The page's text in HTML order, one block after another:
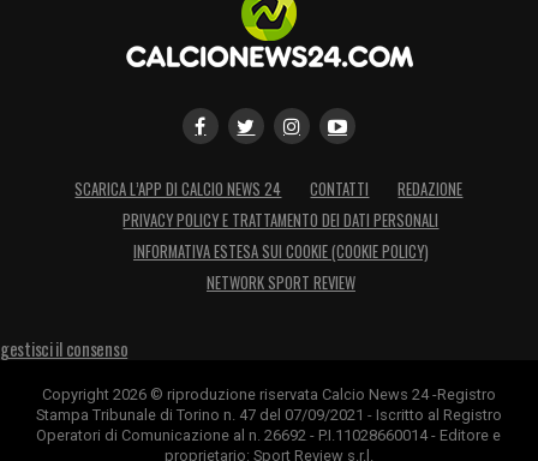
SCARICA L’APP DI CALCIO NEWS 24 CONTATTI
REDAZIONE
PRIVACY POLICY E TRATTAMENTO DEI DATI PERSONALI
INFORMATIVA ESTESA SUI COOKIE (COOKIE POLICY)
NETWORK SPORT REVIEW
gestisci il consenso
Copyright 2026 © riproduzione riservata Calcio News 24 -Registro
Stampa Tribunale di Torino n. 47 del 07/09/2021 - Iscritto al Registro
Operatori di Comunicazione al n. 26692 - P.I.11028660014 - Editore e
proprietario: Sport Review s.r.l.